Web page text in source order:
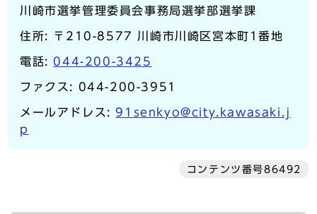
川崎市選挙管理委員会事務局選挙部選挙課
住所: 〒210-8577 川崎市川崎区宮本町1番地
電話: 044-200-3425
ファクス: 044-200-3951
メールアドレス:91senkyo@city.kawasaki.j
p
コンテンツ番号86492